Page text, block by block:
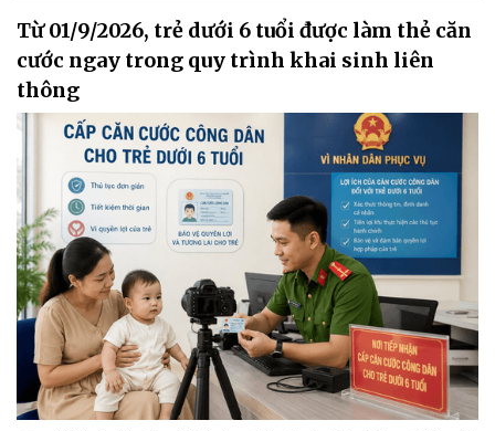
Từ 01/9/2026, trẻ dưới 6 tuổi được làm thẻ căn
cước ngay trong quy trình khai sinh liên
thông